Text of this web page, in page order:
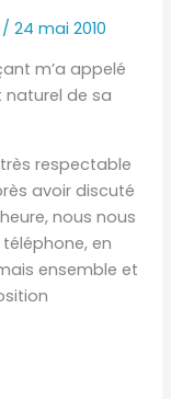
/24 mai 2010
m’a appelé
naturel de sa
respectable
avoir discuté
nous nous
en
ensemble et